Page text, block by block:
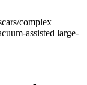
complex
assisted large-